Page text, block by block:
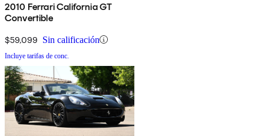
2010 Ferrari California GT
Convertible
$59,099 Sin calificación
Incluye tarifas de conc.